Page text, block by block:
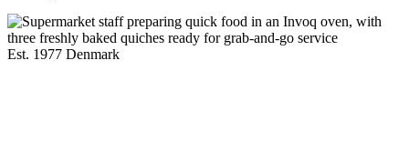
Est. 1977 Denmark